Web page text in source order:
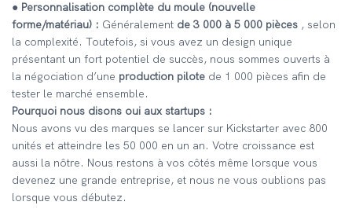
● Personnalisation complète du moule (nouvelle
forme/matériau) : Généralement de 3 000 à 5 000 pièces , selon
la complexité. Toutefois, si vous avez un design unique
présentant un fort potentiel de succès, nous sommes ouverts à
la négociation d’une production pilote de 1 000 pièces afin de
tester le marché ensemble.
Pourquoi nous disons oui aux startups :
Nous avons vu des marques se lancer sur Kickstarter avec 800
unités et atteindre les 50 000 en un an. Votre croissance est
aussi la nôtre. Nous restons à vos côtés même lorsque vous
devenez une grande entreprise, et nous ne vous oublions pas
lorsque vous débutez.